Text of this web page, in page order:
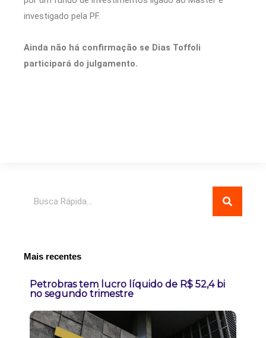
investigado pela PF.
Ainda não há confirmação se Dias Toffoli
participará do julgamento.
Mais recentes
Petrobras tem lucro líquido de R$ 52,4 bi
no segundo trimestre